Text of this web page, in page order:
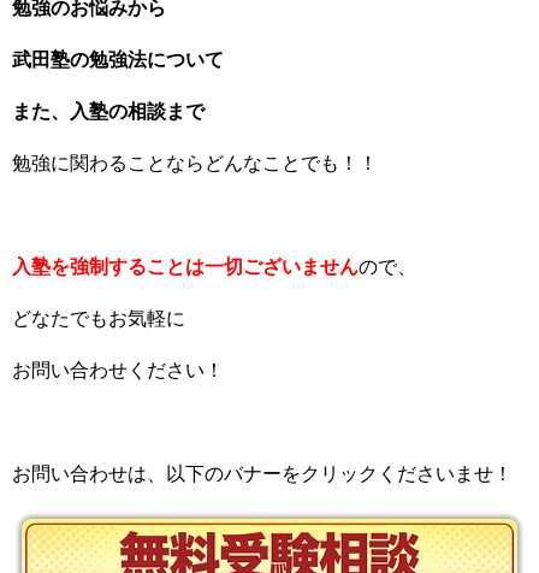
勉強のお悩みから
武田塾の勉強法について
また、入塾の相談まで
勉強に関わることならどんなことでも！！
入塾を強制することは一切ございませんので、
どなたでもお気軽に
お問い合わせください！
お問い合わせは、以下のバナーをクリックくださいませ！